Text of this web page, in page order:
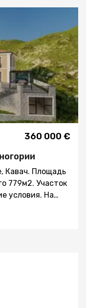
360 000 €
Кавач. Площадь
779м2. Участок
условия. На
П+2